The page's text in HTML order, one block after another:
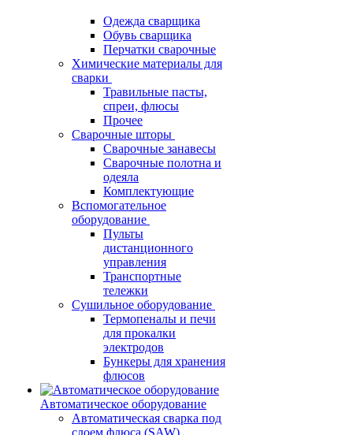
Одежда сварщика
Обувь сварщика
Перчатки сварочные
Химические материалы для
сварки
Травильные пасты,
спреи, флюсы
Прочее
Сварочные шторы
Сварочные занавесы
Сварочные полотна и
одеяла
Комплектующие
Вспомогательное
оборудование
Пульты
дистанционного
управления
Транспортные
тележки
Сушильное оборудование
Термопеналы и печи
для прокалки
электродов
Бункеры для хранения
флюсов
Автоматическое оборудование
Автоматическая сварка под
слоем флюса (SAW)